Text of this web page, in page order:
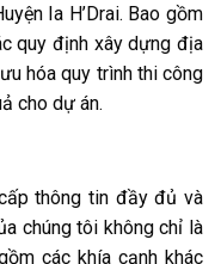
Ia H’Drai. Bao gồm
quy định xây dựng địa
hóa quy trình thi công
cho dự án.
thông tin đầy đủ và
chúng tôi không chỉ là
các khía cạnh khác